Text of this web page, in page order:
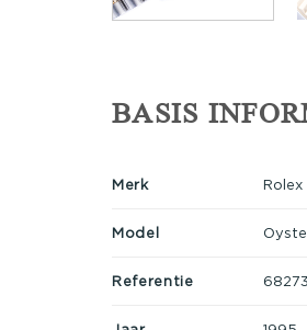
BASIS
Merk Rolex
Model
Referentie 68273